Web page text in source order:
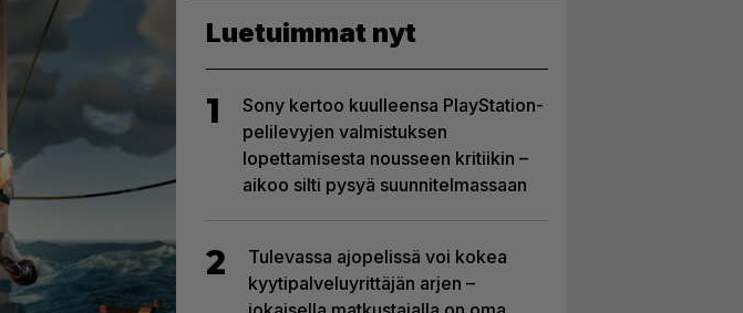
Luetuimmat nyt
1
Sony kertoo kuulleensa PlayStation-
pelilevyjen valmistuksen
lopettamisesta nousseen kritiikin –
aikoo silti pysyä suunnitelmassaan
2
Tulevassa ajopelissä voi kokea
kyytipalveluyrittäjän arjen –